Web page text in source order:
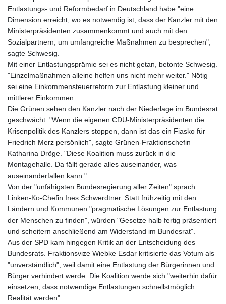
Entlastungs- und Reformbedarf in Deutschland habe "eine
Dimension erreicht, wo es notwendig ist, dass der Kanzler mit den
Ministerpräsidenten zusammenkommt und auch mit den
Sozialpartnern, um umfangreiche Maßnahmen zu besprechen",
sagte Schwesig.
Mit einer Entlastungsprämie sei es nicht getan, betonte Schwesig.
"Einzelmaßnahmen alleine helfen uns nicht mehr weiter." Nötig
sei eine Einkommensteuerreform zur Entlastung kleiner und
mittlerer Einkommen.
Die Grünen sehen den Kanzler nach der Niederlage im Bundesrat
geschwächt. "Wenn die eigenen CDU-Ministerpräsidenten die
Krisenpolitik des Kanzlers stoppen, dann ist das ein Fiasko für
Friedrich Merz persönlich", sagte Grünen-Fraktionschefin
Katharina Dröge. "Diese Koalition muss zurück in die
Montagehalle. Da fällt gerade alles auseinander, was
auseinanderfallen kann."
Von der "unfähigsten Bundesregierung aller Zeiten" sprach
Linken-Ko-Chefin Ines Schwerdtner. Statt frühzeitig mit den
Ländern und Kommunen "pragmatische Lösungen zur Entlastung
der Menschen zu finden", würden "Gesetze halb fertig präsentiert
und scheitern anschließend am Widerstand im Bundesrat".
Aus der SPD kam hingegen Kritik an der Entscheidung des
Bundesrats. Fraktionsvize Wiebke Esdar kritisierte das Votum als
"unverständlich", weil damit eine Entlastung der Bürgerinnen und
Bürger verhindert werde. Die Koalition werde sich "weiterhin dafür
einsetzen, dass notwendige Entlastungen schnellstmöglich
Realität werden".